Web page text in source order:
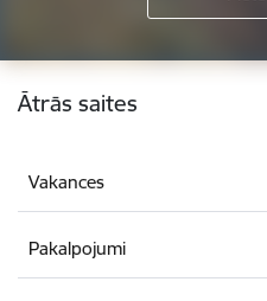
Kājene
Ātrās saites
Vakances
Pakalpojumi